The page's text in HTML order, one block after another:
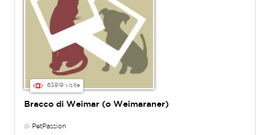
63919 visite
Bracco di Weimar (o Weimaraner)
di PetPassion